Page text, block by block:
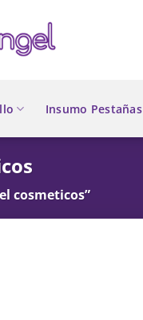
Insumo Pestañas
cosmeticos”